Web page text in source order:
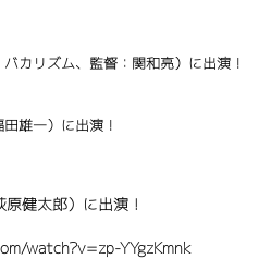
カリズム、監督：関和亮）に出演！
雄一）に出演！
健太郎）に出演！
watch?v=zp-YYgzKmnk